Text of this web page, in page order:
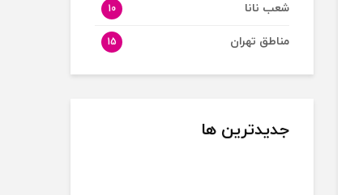
شعب نانا 10
مناطق تهران 15
جدیدترین ها